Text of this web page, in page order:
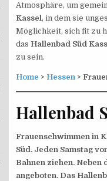
Atmosphäre, um
Kassel, in dem sie
Möglichkeit, sich fit zu
das Hallenbad Süd
zu sein.
Home > Hessen>
Hallenbad
Frauenschwimmen in
Süd. Jeden Samstag
Bahnen ziehen.
angeboten. Das